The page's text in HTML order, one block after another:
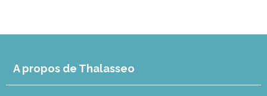
A propos de Thalasseo